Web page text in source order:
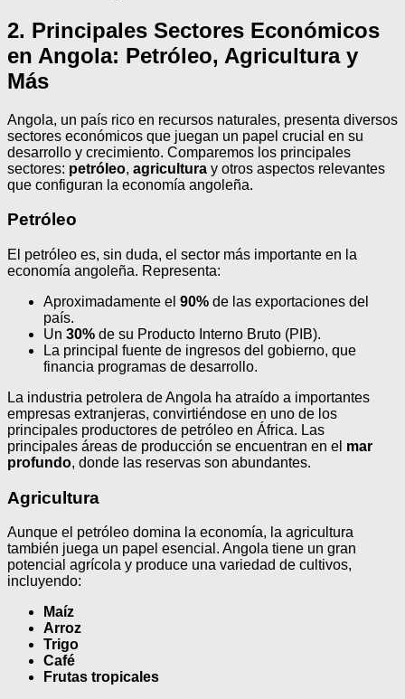
2. Principales Sectores Económicos
en Angola: Petróleo, Agricultura y
Más
Angola, un país rico en recursos naturales, presenta diversos
sectores económicos que juegan un papel crucial en su
desarrollo y crecimiento. Comparemos los principales
sectores: petróleo, agricultura y otros aspectos relevantes
que configuran la economía angoleña.
Petróleo
El petróleo es, sin duda, el sector más importante en la
economía angoleña. Representa:
Aproximadamente el 90% de las exportaciones del
país.
Un 30% de su Producto Interno Bruto (PIB).
La principal fuente de ingresos del gobierno, que
financia programas de desarrollo.
La industria petrolera de Angola ha atraído a importantes
empresas extranjeras, convirtiéndose en uno de los
principales productores de petróleo en África. Las
principales áreas de producción se encuentran en el mar
profundo, donde las reservas son abundantes.
Agricultura
Aunque el petróleo domina la economía, la agricultura
también juega un papel esencial. Angola tiene un gran
potencial agrícola y produce una variedad de cultivos,
incluyendo:
Maíz
Arroz
Trigo
Café
Frutas tropicales